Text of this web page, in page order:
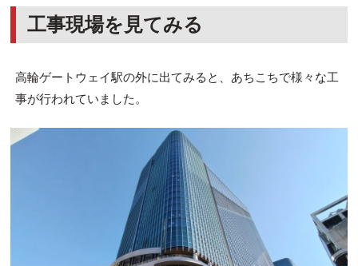
工事現場を見てみる
高輪ゲートウェイ駅の外に出てみると、あちこちで様々な工
事が行われていました。